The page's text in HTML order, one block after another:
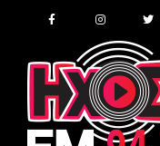
content